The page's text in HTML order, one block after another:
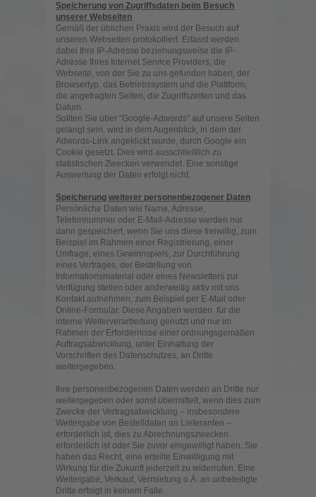
Speicherung von Zugriffsdaten beim Besuch
unserer Webseiten
Gemäß der üblichen Praxis wird der Besuch auf
unseren Webseiten protokolliert. Erfasst werden
dabei Ihre IP-Adresse beziehungsweise die IP-
Adresse Ihres Internet Service Providers, die
Webseite, von der Sie zu uns gefunden haben, der
Browsertyp, das Betriebssystem und die Plattform,
die angefragten Seiten, die Zugriffszeiten und das
Datum.
Sollten Sie über "Google-Adwords" auf unsere Seiten
gelangt sein, wird in dem Augenblick, in dem der
Adwords-Link angeklickt wurde, durch Google ein
Cookie gesetzt. Dies wird ausschließlich zu
statistischen Zwecken verwendet. Eine sonstige
Auswertung der Daten erfolgt nicht.
Speicherung weiterer personenbezogener Daten
Persönliche Daten wie Name, Adresse,
Telefonnummer oder E-Mail-Adresse werden nur
dann gespeichert, wenn Sie uns diese freiwillig, zum
Beispiel im Rahmen einer Registrierung, einer
Umfrage, eines Gewinnspiels, zur Durchführung
eines Vertrages, der Bestellung von
Informationsmaterial oder eines Newsletters zur
Verfügung stellen oder anderweitig aktiv mit uns
Kontakt aufnehmen, zum Beispiel per E-Mail oder
Online-Formular. Diese Angaben werden für die
interne Weiterverarbeitung genutzt und nur im
Rahmen der Erfordernisse einer ordnungsgemäßen
Auftragsabwicklung, unter Einhaltung der
Vorschriften des Datenschutzes, an Dritte
weitergegeben.
Ihre personenbezogenen Daten werden an Dritte nur
weitergegeben oder sonst übermittelt, wenn dies zum
Zwecke der Vertragsabwicklung – insbesondere
Weitergabe von Bestelldaten an Lieferanten –
erforderlich ist, dies zu Abrechnungszwecken
erforderlich ist oder Sie zuvor eingewilligt haben. Sie
haben das Recht, eine erteilte Einwilligung mit
Wirkung für die Zukunft jederzeit zu widerrufen. Eine
Weitergabe, Verkauf, Vermietung o.Ä. an unbeteiligte
Dritte erfolgt in keinem Falle.